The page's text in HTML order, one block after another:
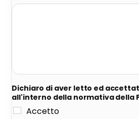
Dichiaro di aver letto ed
all'interno della normativa della
Accetto